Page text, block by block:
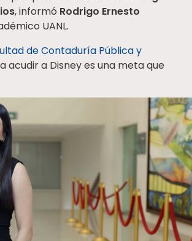
, informó Rodrigo Ernesto
UANL.
de Contaduría Pública y
acudir a Disney es una meta que